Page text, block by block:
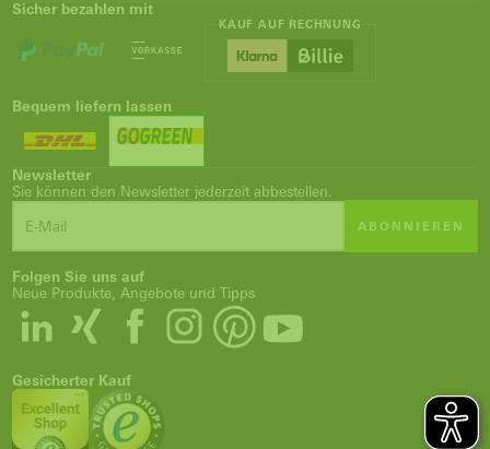
Sicher bezahlen mit
KAUF AUF RECHNUNG
Bequem liefern lassen
Newsletter
Sie können den Newsletter jederzeit abbestellen.
ABONNIEREN
Folgen Sie uns auf
Neue Produkte, Angebote und Tipps
Gesicherter Kauf